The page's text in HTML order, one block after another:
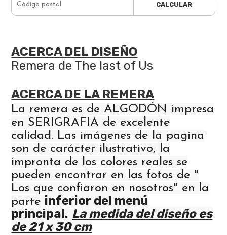
CALCULAR
ACERCA DEL DISEÑO
Remera de The last of Us
ACERCA DE LA REMERA
La remera es de ALGODÓN impresa
en SERIGRAFIA de excelente
calidad. Las imágenes de la pagina
son de carácter ilustrativo, la
impronta de los colores reales se
pueden encontrar en las fotos de "
Los que confiaron en nosotros" en la
parte inferior del menú
principal. La medida del diseño es
de 21 x 30 cm